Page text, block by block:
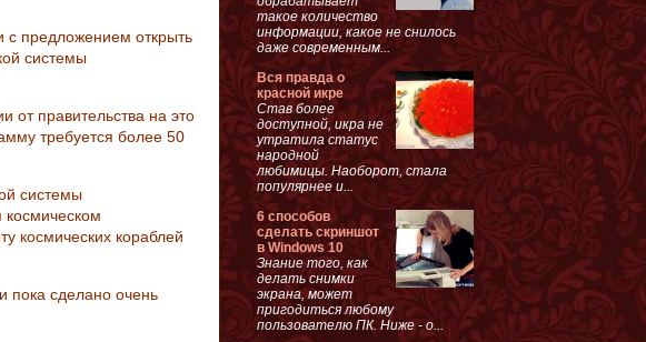
с предложением открыть
системы
от правительства на это
требуется более 50
системы
космических кораблей
пока сделано очень
такое количество
информации, какое не снилось
даже современным...
Вся правда о
красной икре
Став более
доступной, икра не
утратила статус
народной
любимицы. Наоборот, стала
популярнее и...
6 способов
сделать скриншот
в Windows 10
Знание того, как
делать снимки
экрана, может
пригодиться любому
пользователю ПК. Ниже - о...